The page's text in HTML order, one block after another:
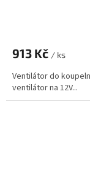
913 Kč / ks
Ventilátor do
ventilátor na 12V...